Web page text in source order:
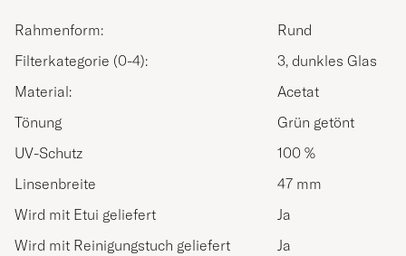
Rahmenform:
Rund
Filterkategorie (0-4):
3, dunkles Glas
Material:
Acetat
Tönung
Grün getönt
UV-Schutz
100 %
Linsenbreite
47 mm
Wird mit Etui geliefert
Ja
Wird mit Reinigungstuch geliefert
Ja